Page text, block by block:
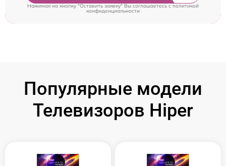
Нажимая на кнопку "Оставить заявку" Вы соглашаетесь c политикой
конфиденциальности
Популярные модели
Телевизоров Hiper